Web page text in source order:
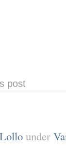
post
Lollo under